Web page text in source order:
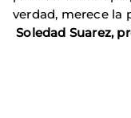
verdad, merece la
Soledad Suarez,